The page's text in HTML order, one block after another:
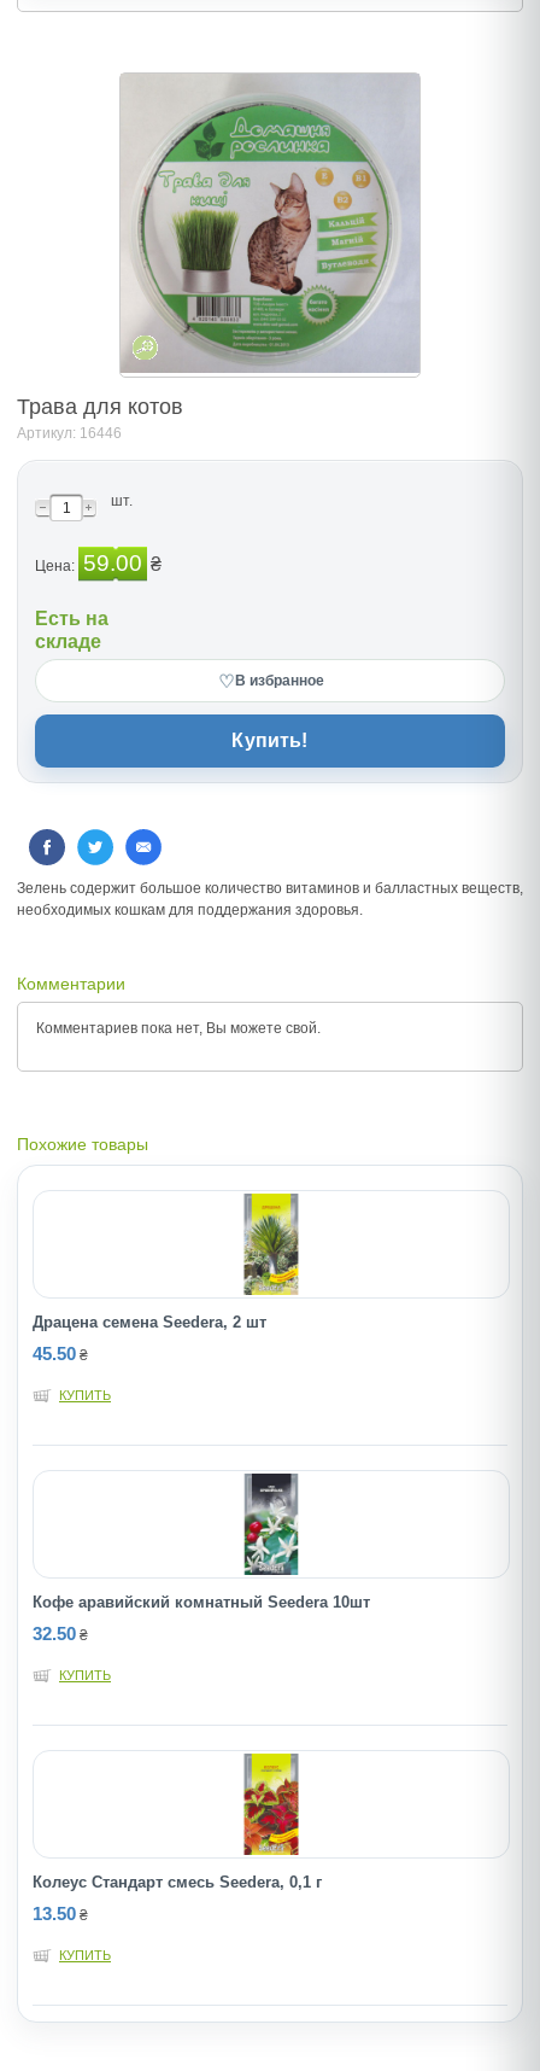
Трава для котов
Артикул: 16446
шт.
Цена: 59.00 ₴
Есть на
складе
♡ В избранное
Купить!
Зелень содержит большое количество витаминов и балластных веществ,
необходимых кошкам для поддержания здоровья.
Комментарии
Комментариев пока нет, Вы можете свой.
Похожие товары
Драцена семена Seedera, 2 шт
45.50 ₴
КУПИТЬ
Кофе аравийский комнатный Seedera 10шт
32.50 ₴
КУПИТЬ
Колеус Стандарт смесь Seedera, 0,1 г
13.50 ₴
КУПИТЬ